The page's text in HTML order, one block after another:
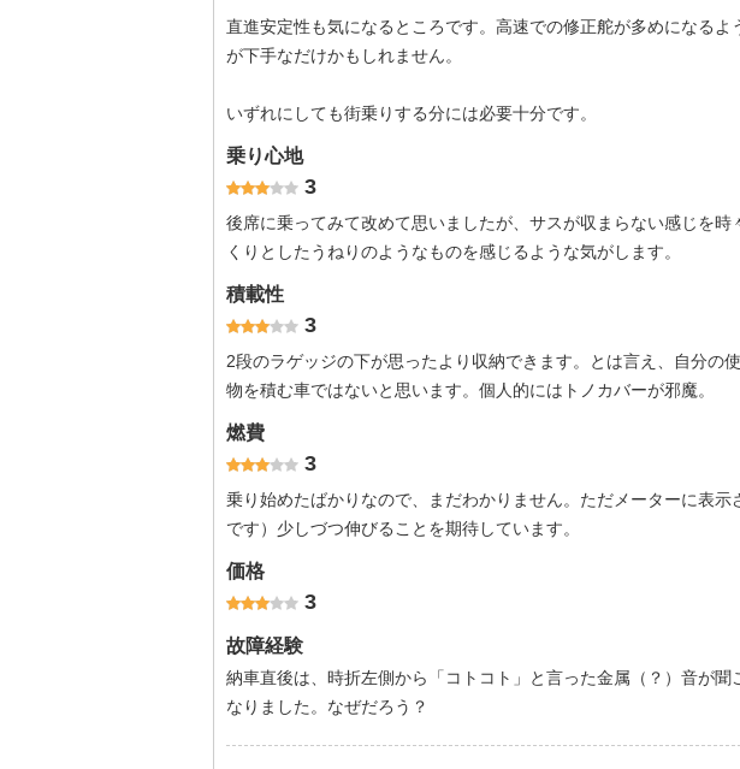
直進安定性も気になるところです。高速での修正舵が多めになる
が下手なだけかもしれません。
いずれにしても街乗りする分には必要十分です。
乗り心地
3
後席に乗ってみて改めて思いましたが、サスが収まらない感じを時
くりとしたうねりのようなものを感じるような気がします。
積載性
3
2段のラゲッジの下が思ったより収納できます。とは言え、自分の
物を積む車ではないと思います。個人的にはトノカバーが邪魔。
燃費
3
乗り始めたばかりなので、まだわかりません。ただメーターに表
です）少しづつ伸びることを期待しています。
価格
3
故障経験
納車直後は、時折左側から「コトコト」と言った金属（？）音が聞
なりました。なぜだろう？